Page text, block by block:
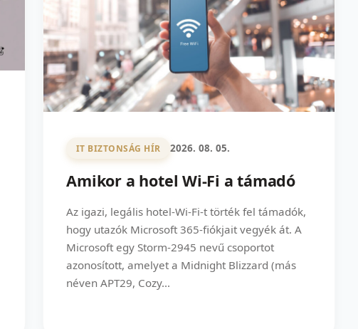
IT BIZTONSÁG HÍR 2026. 08. 05.
Amikor a hotel Wi-Fi a támadó
Az igazi, legális hotel-Wi-Fi-t törték fel támadók,
hogy utazók Microsoft 365-fiókjait vegyék át. A
Microsoft egy Storm-2945 nevű csoportot
azonosított, amelyet a Midnight Blizzard (más
néven APT29, Cozy...